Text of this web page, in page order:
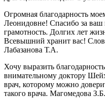
Огромная благодарность
Леонидовне! Спасибо за ваш
грамотность. Долгих лет
Всевышний хранит вас!
Лабазанова Т.А.
Хочу выразить
внимательному доктору
врач, которому можно
такого врача. Магомедова З.Б.